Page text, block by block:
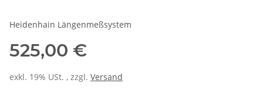
Heidenhain Längenmeßsystem
525,00 €
exkl. 19% USt. , zzgl. Versand